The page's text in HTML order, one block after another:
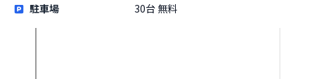
駐車場
30台 無料